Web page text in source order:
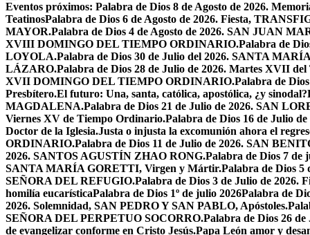
Eventos próximos: Palabra de Dios 8 de Agosto de 2026.
TeatinosPalabra de Dios 6 de Agosto de 2026. Fiesta,
MAYOR.Palabra de Dios 4 de Agosto de 2026. SAN JUAN
XVIII DOMINGO DEL TIEMPO ORDINARIO.Palabra de
LOYOLA.Palabra de Dios 30 de Julio del 2026. SANTA
LÁZARO.Palabra de Dios 28 de Julio de 2026. Martes XVII
XVII DOMINGO DEL TIEMPO ORDINARIO.Palabra de
Presbítero.El futuro: Una, santa, católica, apostólica, ¿y sinodal?
MAGDALENA.Palabra de Dios 21 de Julio de 2026. SAN
Viernes XV de Tiempo Ordinario.Palabra de Dios 16 de Julio
Doctor de la Iglesia.Justa o injusta la excomunión ahora el
ORDINARIO.Palabra de Dios 11 de Julio de 2026. SAN
2026. SANTOS AGUSTÍN ZHAO RONG.Palabra de Dios 7 de
SANTA MARÍA GORETTI, Virgen y Mártir.Palabra de Dios
SEÑORA DEL REFUGIO.Palabra de Dios 3 de Julio de 2026.
homilía eucarísticaPalabra de Dios 1º de julio 2026Palabra de
2026. Solemnidad, SAN PEDRO Y SAN PABLO, Apóstoles.
SEÑORA DEL PERPETUO SOCORRO.Palabra de Dios 26
de evangelizar conforme en Cristo Jesús.Papa León amor y